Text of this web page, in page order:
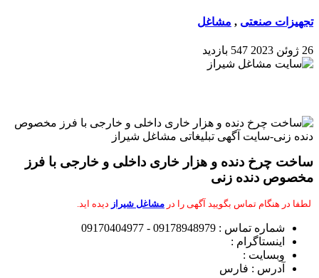
تجهیزات صنعتی , مشاغل
26 ژوئن 2023 547 بازدید
ساخت چرخ دنده و هزار خاری داخلی و خارجی با فرز
مخصوص دنده زنی
لطفا در هنگام تماس بگویید آگهی را در مشاغل شیراز دیده اید.
شماره تماس : 09178948979 - 09170404977
اینستاگرام :
وبسایت :
آدرس : فارس